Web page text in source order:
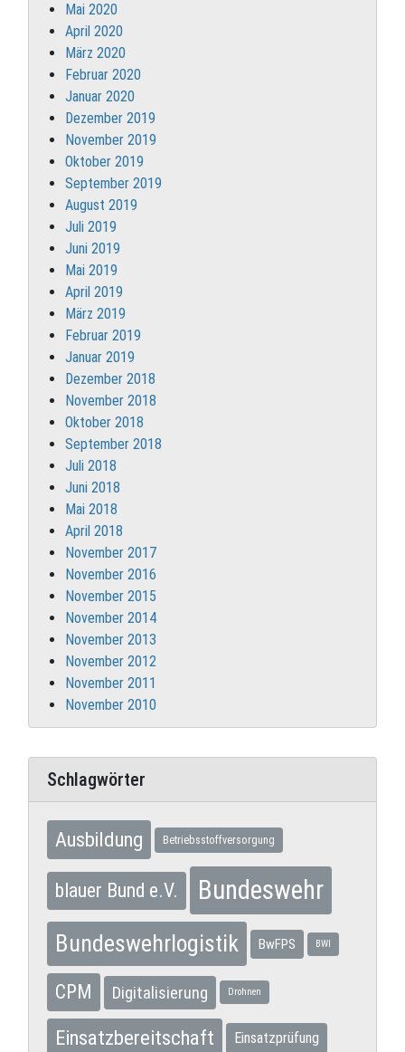
Mai 2020
April 2020
März 2020
Februar 2020
Januar 2020
Dezember 2019
November 2019
Oktober 2019
September 2019
August 2019
Juli 2019
Juni 2019
Mai 2019
April 2019
März 2019
Februar 2019
Januar 2019
Dezember 2018
November 2018
Oktober 2018
September 2018
Juli 2018
Juni 2018
Mai 2018
April 2018
November 2017
November 2016
November 2015
November 2014
November 2013
November 2012
November 2011
November 2010
Schlagwörter
Ausbildung Betriebsstoffversorgung
blauer Bund e.V. Bundeswehr
Bundeswehrlogistik BwFPS BWI
CPM Digitalisierung Drohnen
Einsatzbereitschaft Einsatzprüfung